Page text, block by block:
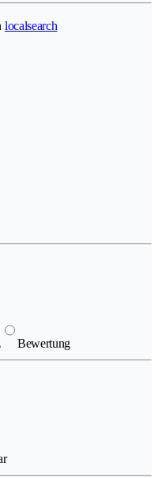
localsearch
Bewertung